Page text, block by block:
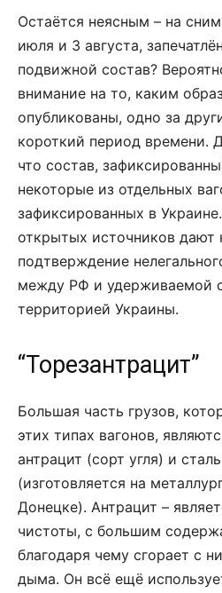
Остаётся неясным – на
июля и 3 августа,
подвижной состав?
внимание на то, каким
опубликованы, одно за
короткий период времени.
что состав,
некоторые из отдельных
зафиксированных в
открытых источников дают
подтверждение
между РФ и удерживаемой
территорией Украины.
“Торезантрацит”
Большая часть грузов,
этих типах вагонов,
антрацит (сорт угля) и
(изготовляется на
Донецке). Антрацит –
чистоты, с большим
благодаря чему сгорает с
дыма. Он всё ещё